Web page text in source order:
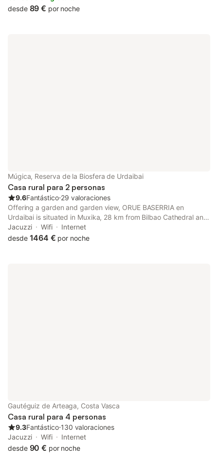
Train Station.
desde 89 € por noche
Múgica, Reserva de la Biosfera de Urdaibai
Casa rural para 2 personas
9.6Fantástico⋅29 valoraciones
Offering a garden and garden view, ORUE BASERRIA en
Urdaibai is situated in Muxika, 28 km from Bilbao Cathedral and
28 km from Arriaga Theatre. Private parking is available on site
at this recently renovated property.
Jacuzzi Wifi
Internet
desde 1464 € por noche
Gautéguiz de Arteaga, Costa Vasca
Casa rural para 4 personas
9.3Fantástico⋅130 valoraciones
Jacuzzi
Wifi
Internet
desde 90 € por noche